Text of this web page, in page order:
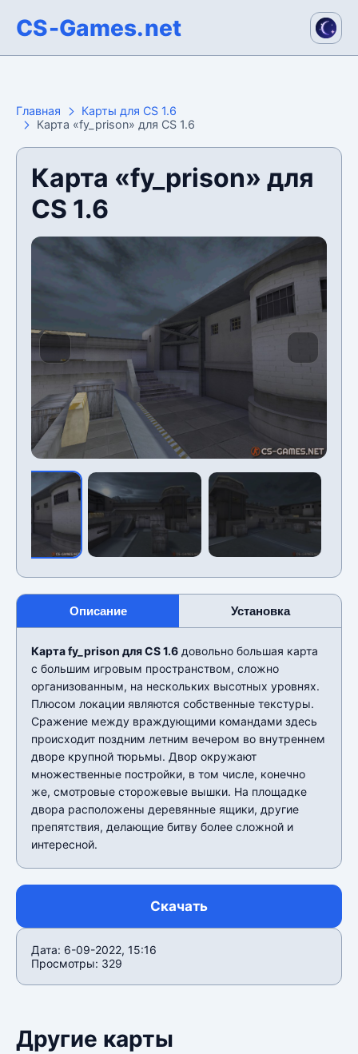
CS-Games.net
Главная
Карты для CS 1.6
Карта «fy_prison» для CS 1.6
Карта «fy_prison» для
CS 1.6
Описание Установка
Карта fy_prison для CS 1.6 довольно большая карта
с большим игровым пространством, сложно
организованным, на нескольких высотных уровнях.
Плюсом локации являются собственные текстуры.
Сражение между враждующими командами здесь
происходит поздним летним вечером во внутреннем
дворе крупной тюрьмы. Двор окружают
множественные постройки, в том числе, конечно
же, смотровые сторожевые вышки. На площадке
двора расположены деревянные ящики, другие
препятствия, делающие битву более сложной и
интересной.
Скачать
Дата: 6-09-2022, 15:16
Просмотры: 329
Другие карты